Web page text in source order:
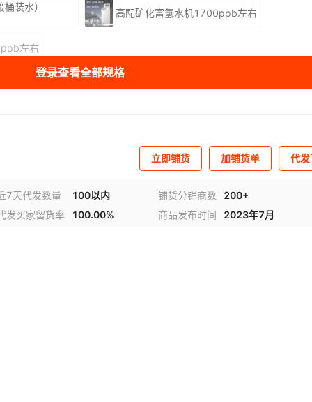
装水） 高配矿化富氢水机1700ppb左右
左右
登录查看全部规格
立即铺货 加铺货单 代
7天代发数量 100以内 铺货分销商数
200+
发买家留货率
100.00% 商品发布时间 2023年7月